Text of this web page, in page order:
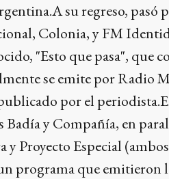
su regreso, pasó
Colonia, y FM
"Esto que pasa", que
se emite por Radio
por el
y Compañía, en
Proyecto Especial
programa que emitieron